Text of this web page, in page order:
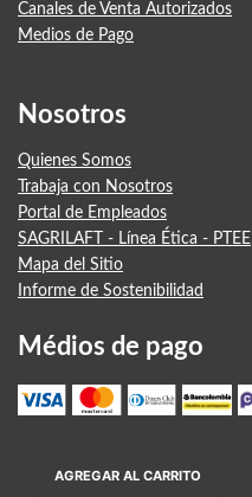
AGREGAR AL CARRITO
Canales de Venta Autorizados
Medios de Pago
Nosotros
Quienes Somos
Trabaja con Nosotros
Portal de Empleados
SAGRILAFT - Línea Ética - PTEE
Mapa del Sitio
Informe de Sostenibilidad
Médios de pago